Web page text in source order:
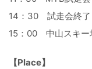
14：30 試走会終了
15：00 中山スキー
【Place】